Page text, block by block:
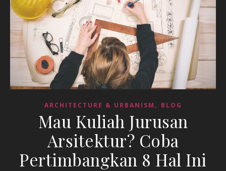
ARCHITECTURE & URBANISM , BLOG
Mau Kuliah Jurusan
Arsitektur? Coba
Pertimbangkan 8 Hal Ini